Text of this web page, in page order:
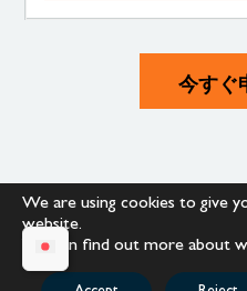
今すぐ
We are using cookies to give
website.
You can find out more about